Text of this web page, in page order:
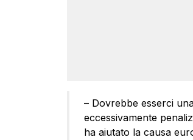
– Dovrebbe esserci
eccessivamente
ha aiutato la causa